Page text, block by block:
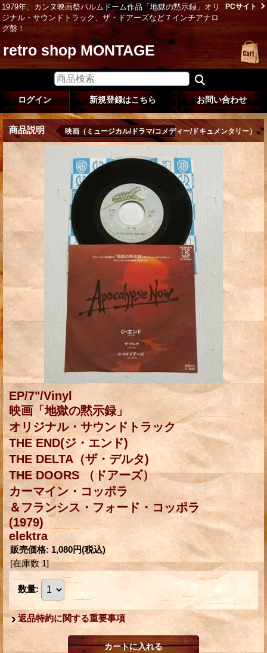
1979年、カンヌ映画祭パルムドーム作品「地獄の黙示録」オリ
ジナル・サウンドトラック、ザ・ドアーズなど７インチアナロ
グ盤！
PCサイト
retro shop MONTAGE
ログイン 新規登録はこちら お問い合わせ
商品説明 映画（ミュージカル/ドラマ/コメディー/ドキュメンタリー）
EP/7"/Vinyl
映画「地獄の黙示録」
オリジナル・サウンドトラック
THE END(ジ・エンド)
THE DELTA（ザ・デルタ)
THE DOORS （ドアーズ）
カーマイン・コッポラ
＆フランシス・フォード・コッポラ
(1979)
elektra
販売価格: 1,080円(税込)
[在庫数 1]
数量:
返品特約に関する重要事項